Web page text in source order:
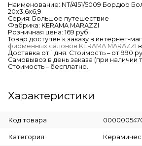
Наименование: NT/A151/5009 Бордюр
20х3,6х6,9
Серия: Большое путешествие
Фабрика: KERAMA MARAZZI
Розничная цена: 169 руб.
Товар доступен к заказу в интернет-
фирменных салонов KERAMA MARAZZI
Доставка от 1 дня. Стоимость – от 990
Самовывоз в день заказа (при наличии
Стоимость – бесплатно.
Характеристики
Код товара
Категория